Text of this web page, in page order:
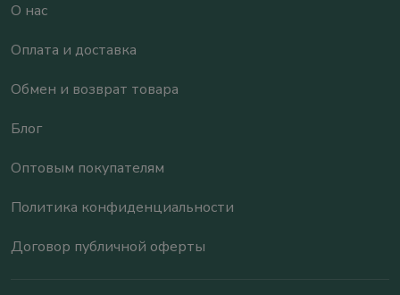
О нас
Оплата и доставка
Обмен и возврат товара
Блог
Оптовым покупателям
Политика конфиденциальности
Договор публичной оферты